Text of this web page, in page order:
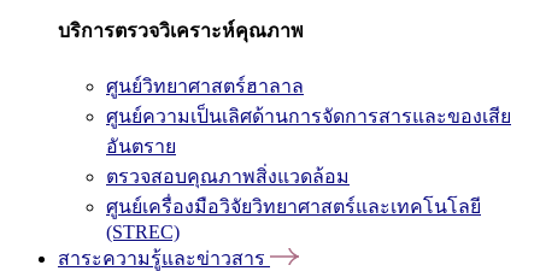
บริการตรวจวิเคราะห์คุณภาพ
ศูนย์วิทยาศาสตร์ฮาลาล
ศูนย์ความเป็นเลิศด้านการจัดการสารและของเสีย
อันตราย
ตรวจสอบคุณภาพสิ่งแวดล้อม
ศูนย์เครื่องมือวิจัยวิทยาศาสตร์และเทคโนโลยี
(STREC)
สาระความรู้และข่าวสาร